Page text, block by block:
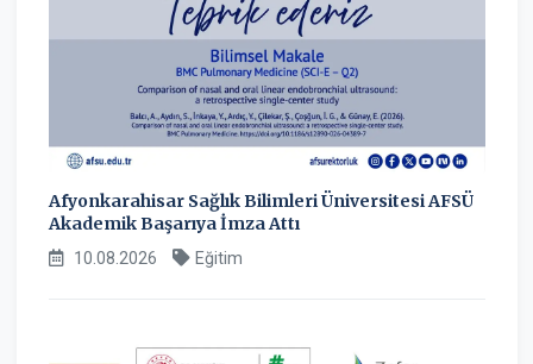
Afyonkarahisar Sağlık Bilimleri Üniversitesi AFSÜ
Akademik Başarıya İmza Attı
10.08.2026 Eğitim